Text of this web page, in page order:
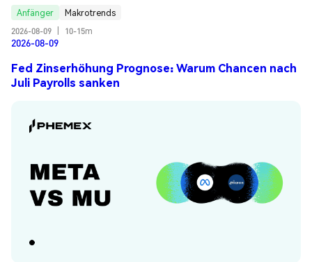
Anfänger
Makrotrends
2026-08-09
10-15m
2026-08-09
Fed Zinserhöhung Prognose: Warum Chancen nach
Juli Payrolls sanken